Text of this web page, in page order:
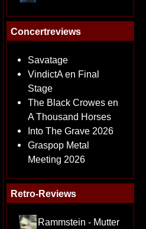
Concertreviews
Savatage
VindictA en Final
Stage
The Black Crowes en
A Thousand Horses
Into The Grave 2026
Graspop Metal
Meeting 2026
Retro-Reviews
Rammstein - Mutter